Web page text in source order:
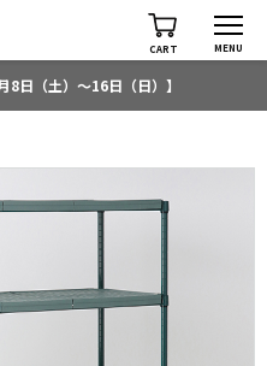
CART MENU
日（土）～16日（日）】